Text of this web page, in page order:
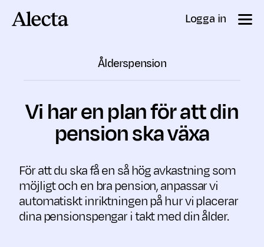
Logga in
Ålderspension
Vi har en plan för att din
pension ska växa
För att du ska få en så hög avkastning som
möjligt och en bra pension, anpassar vi
automatiskt inriktningen på hur vi placerar
dina pensionspengar i takt med din ålder.